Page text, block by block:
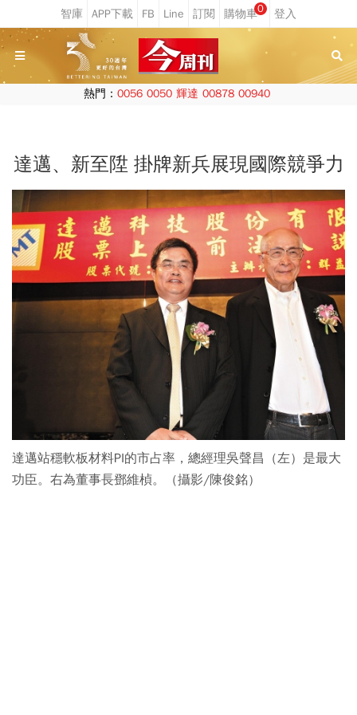
0
熱門： 0056 0050 輝達 00878 00940
達邁、新至陞 掛牌新兵展現國際競爭力
達邁站穩軟板材料PI的市占率，總經理吳聲昌（左）是最大
功臣。右為董事長鄧維楨。（攝影/陳俊銘）